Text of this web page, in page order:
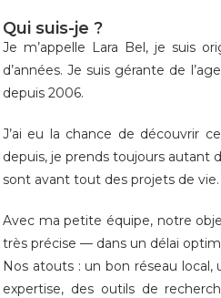
Qui suis-je ?
Je m’appelle Lara Bel, je suis
d’années. Je suis gérante de
depuis 2006.
J’ai eu la chance de découvrir
depuis, je prends toujours autant
sont avant tout des projets de vie.
Avec ma petite équipe, notre
très précise — dans un délai
Nos atouts : un bon réseau
expertise, des outils de